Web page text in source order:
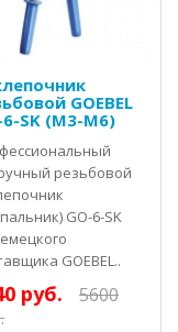
GOEBEL
6-SK (M3-M6)
резьбовой
GO-6-SK
GOEBEL..
руб.
5600